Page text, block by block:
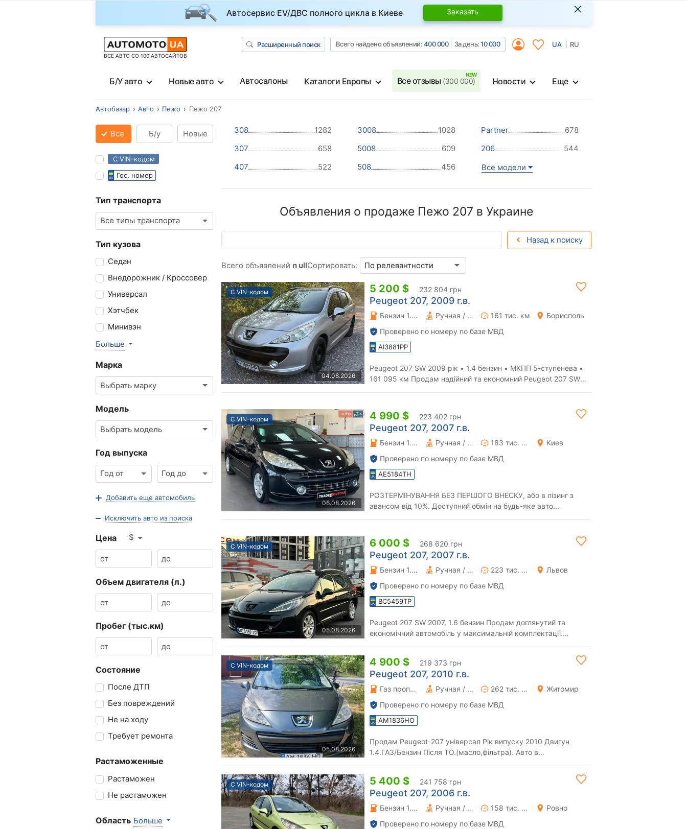
Автосервис EV/ДВС полного цикла в Киеве Заказать ×
ВСЕ АВТО СО 100 АВТОСАЙТОВ
Расширенный поиск Всего найдено объявлений:400 000 За день:10 000 UA RU
Б/У авто Новые авто Автосалоны Каталоги Европы Все отзывы (300 000) Новости Еще
Автобазар Авто Пежо Пежо 207
Все Б/у Новые
С VIN-кодом
Гос. номер
Тип транспорта
Все типы транспорта
Тип кузова
Седан
Внедорожник / Кроссовер
Универсал
Хэтчбек
Минивэн
Больше
Марка
Выбрать марку
Модель
Выбрать модель
Год выпуска
Год от Год до
Добавить еще автомобиль
Исключить авто из поиска
Цена $
Объем двигателя (л.)
Пробег (тыс.км)
Состояние
После ДТП
Без повреждений
Не на ходу
Требует ремонта
Растаможенные
Растаможен
Не растаможен
Область Больше
308 1282 3008 1028 Partner
678
307
658 5008 609 206
544
407
522 508 456 Все модели
Объявления о продаже Пежо 207 в Украине
Назад к поиску
Всего объявлений n ullСортировать:
С VIN-кодом
04.08.2026
5 200 $ 232 804 грн
Peugeot 207, 2009 г.в.
Бензин 1.4 л. Ручная / Механика 161 тис. км
Борисполь
Проверено по номеру по базе МВД
AI3881PP
Peugeot 207 SW 2009 рік • 1.4 бензин • МКПП 5-ступенева •
161 095 км Продам надійний та економний Peugeot 207 SW у
С VIN-кодом
06.08.2026
4 990 $ 223 402 грн
Peugeot 207, 2007 г.в.
Бензин 1.4 л. Ручная / Механика 183 тис. км
Киев
Проверено по номеру по базе МВД
AE5184TH
РОЗТЕРМІНУВАННЯ БЕЗ ПЕРШОГО ВНЕСКУ, або в лізинг з
авансом від 10%. Доступний обмін на будь-яке авто.
С VIN-кодом
05.08.2026
6 000 $ 268 620 грн
Peugeot 207, 2007 г.в.
Бензин 1.6 л. Ручная / Механика 223 тис. км
Львов
Проверено по номеру по базе МВД
BC5459TP
Peugeot 207 SW 2007, 1.6 бензин Продам доглянутий та
економічний автомобіль у максимальній комплектації.
С VIN-кодом
05.08.2026
4 900 $ 219 373 грн
Peugeot 207, 2010 г.в.
Газ пропан-бутан \ Бензин 1.4 л. Ручная / Механика 262 тис. км
Житомир
Проверено по номеру по базе МВД
AM1836HO
Продам Peugeot-207 універсал Рік випуску 2010 Двигун
1.4.ГАЗ/Бензин Після ТО.(масло,фільтра). Авто в
С VIN-кодом 5 400 $ 241 758 грн
Peugeot 207, 2006 г.в.
Бензин 1.4 л. Ручная / Механика 158 тис. км
Ровно
Проверено по номеру по базе МВД